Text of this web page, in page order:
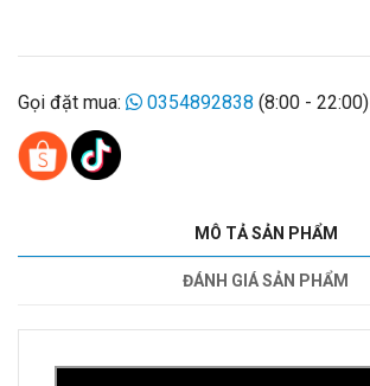
Gọi đặt mua: 0354892838 (8:00 - 22:00)
MÔ TẢ SẢN PHẨM
ĐÁNH GIÁ SẢN PHẨM